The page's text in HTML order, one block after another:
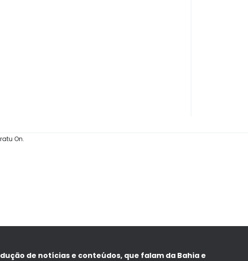
On.
de notícias e conteúdos, que falam da Bahia e